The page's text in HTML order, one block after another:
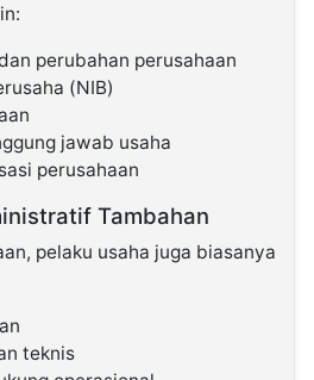
perubahan perusahaan
(NIB)
jawab usaha
perusahaan
Tambahan
pelaku usaha juga biasanya
teknis